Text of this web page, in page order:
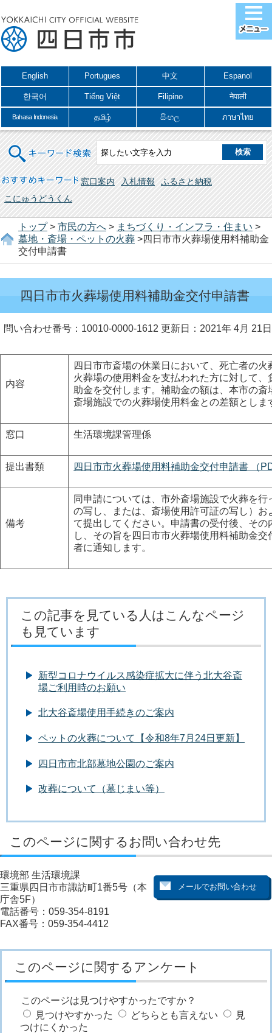
English Portugues 中文 Espanol
한국어 Tiếng Việt Filipino नेपाली
Bahasa Indonesia தமிழ் සිංහල ภาษาไทย
キーワード検索
おすすめキーワード 窓口案内 入札情報
ふるさと納税
こにゅうどうくん
トップ> 市民の方へ > まちづくり・インフラ・住まい >
墓地・斎場・ペットの火葬 >四日市市火葬場使用料補助金
交付申請書
四日市市火葬場使用料補助金交付申請書
問い合わせ番号：10010-0000-1612 更新日：2021年 4月 21日
内容
四日市市斎場の休業日において、死亡者の
火葬場の使用料金を支払われた方に対して
助金を交付します。補助金の額は、本市の
斎場施設での火葬場使用料金との差額としま
窓口 生活環境課管理係
提出書類 四日市市火葬場使用料補助金交付申請書 （
備考
同申請については、市外斎場施設で火葬を
の写し、または、斎場使用許可証の写し）
て提出してください。申請書の受付後、そ
し、その旨を四日市市火葬場使用料補助金
者に通知します。
この記事を見ている人はこんなページ
も見ています
新型コロナウイルス感染症拡大に伴う北大谷斎
場ご利用時のお願い
北大谷斎場使用手続きのご案内
ペットの火葬について【令和8年7月24日更新】
四日市市北部墓地公園のご案内
改葬について（墓じまい等）
このページに関するお問い合わせ先
環境部 生活環境課
三重県四日市市諏訪町1番5号（本
庁舎5F）
電話番号：059-354-8191
FAX番号：059-354-4412
このページに関するアンケート
このページは見つけやすかったですか？
見つけやすかった
どちらとも言えない
見
つけにくかった